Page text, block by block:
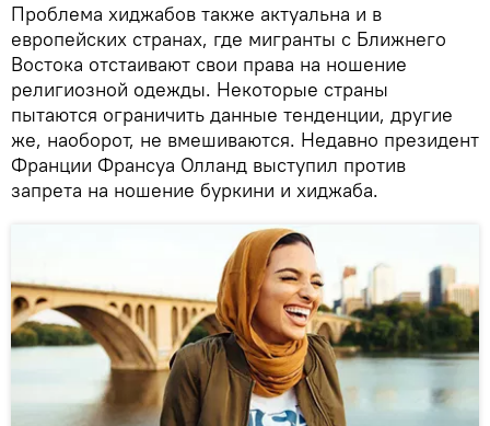
Проблема хиджабов также актуальна и в
европейских странах, где мигранты с Ближнего
Востока отстаивают свои права на ношение
религиозной одежды. Некоторые страны
пытаются ограничить данные тенденции, другие
же, наоборот, не вмешиваются. Недавно президент
Франции Франсуа Олланд выступил против
запрета на ношение буркини и хиджаба.